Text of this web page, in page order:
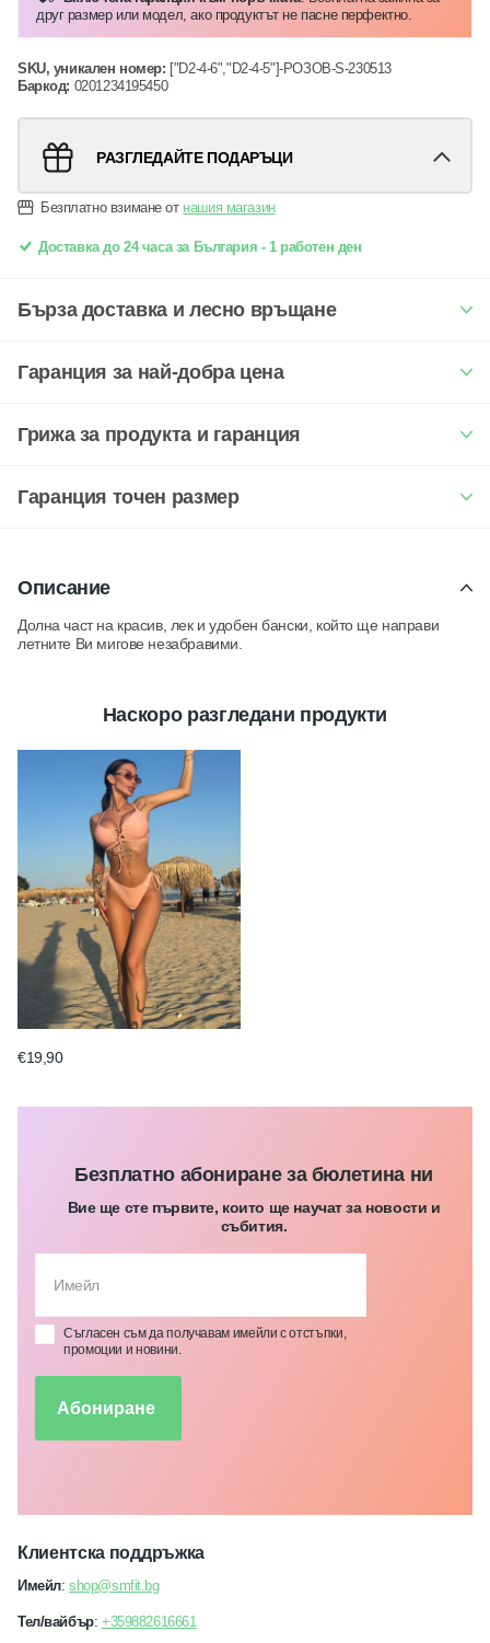
друг размер или модел, ако продуктът не пасне перфектно.
SKU, уникален номер: ["D2-4-6","D2-4-5"]-РОЗОВ-S-230513
Баркод: 0201234195450
РАЗГЛЕДАЙТЕ ПОДАРЪЦИ
Безплатно взимане от нашия магазин
Доставка до 24 часа за България - 1 работен ден
Бърза доставка и лесно връщане
Гаранция за най-добра цена
Грижа за продукта и гаранция
Гаранция точен размер
Описание
Долна част на красив, лек и удобен бански, който ще направи
летните Ви мигове незабравими.
Наскоро разгледани продукти
€19,90
Безплатно абониране за бюлетина ни
Вие ще сте първите, които ще научат за новости и
събития.
Съгласен съм да получавам имейли с отстъпки,
промоции и новини.
Абониране
Клиентска поддръжка
Имейл:shop@smfit.bg
Тел/вайбър: +359882616661